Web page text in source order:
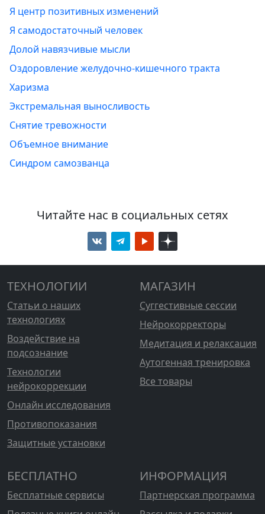
Я центр позитивных изменений
Я самодостаточный человек
Долой навязчивые мысли
Оздоровление желудочно-кишечного тракта
Харизма
Экстремальная выносливость
Снятие тревожности
Объемное внимание
Синдром самозванца
Читайте нас в социальных сетях
ТЕХНОЛОГИИ
Статьи о наших
технологиях
Воздействие на
подсознание
Технологии
нейрокоррекции
Онлайн исследования
Противопоказания
Защитные установки
МАГАЗИН
Суггестивные сессии
Нейрокорректоры
Медитация и релаксация
Аутогенная тренировка
Все товары
БЕСПЛАТНО
Бесплатные сервисы
ИНФОРМАЦИЯ
Партнерская программа